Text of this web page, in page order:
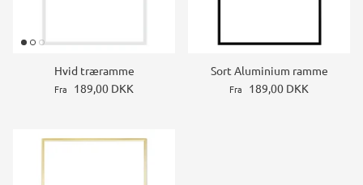
Hvid træramme
Fra 189,00 DKK
Sort Aluminium ramme
Fra 189,00 DKK